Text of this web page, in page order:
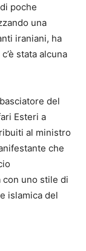
poche
una
iraniani, ha
stata alcuna
del
Esteri a
al ministro
che
con uno stile di
islamica del